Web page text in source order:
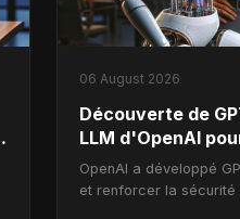
06 August 2026
Découverte de
LLM d'OpenAI
des modèles
OpenAI a développé
et renforcer la